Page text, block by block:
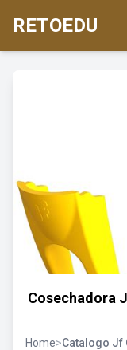
RETOEDU
Cosechadora
Home>Catalogo Jf